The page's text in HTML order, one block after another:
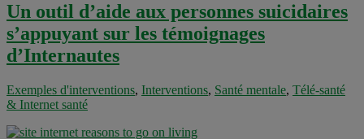
Un outil d’aide aux personnes suicidaires
s’appuyant sur les témoignages
d’Internautes
Exemples d'interventions, Interventions, Santé mentale, Télé-santé
& Internet santé